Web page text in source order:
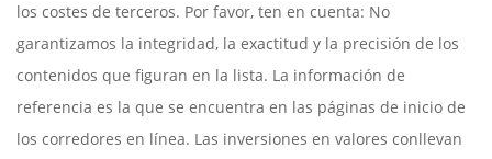
los costes de terceros. Por favor, ten en cuenta: No
garantizamos la integridad, la exactitud y la precisión de los
contenidos que figuran en la lista. La información de
referencia es la que se encuentra en las páginas de inicio de
los corredores en línea. Las inversiones en valores conllevan